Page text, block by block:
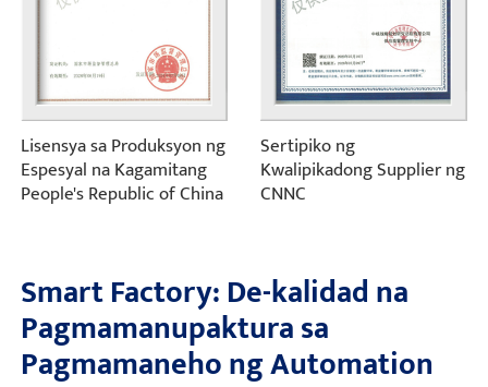
Lisensya sa Produksyon ng
Espesyal na Kagamitang
People's Republic of China
Sertipiko ng
Kwalipikadong Supplier ng
CNNC
Smart Factory: De-kalidad na
Pagmamanupaktura sa
Pagmamaneho ng Automation